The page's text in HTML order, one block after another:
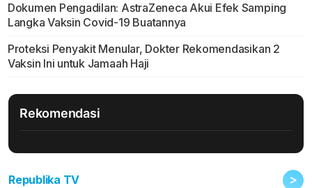
Dokumen Pengadilan: AstraZeneca Akui Efek Samping
Langka Vaksin Covid-19 Buatannya
Proteksi Penyakit Menular, Dokter Rekomendasikan 2
Vaksin Ini untuk Jamaah Haji
Rekomendasi
Republika TV >